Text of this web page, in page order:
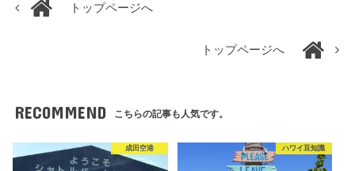
トップページへ
トップページへ
RECOMMEND こちらの記事も人気です。
成田空港 ハワイ豆知識